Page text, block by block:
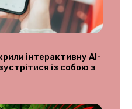
інтерактивну AI-
із собою з